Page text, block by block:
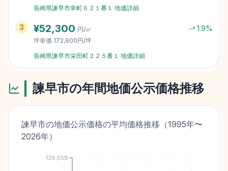
長崎県諫早市幸町６２１番１ 地価詳細
3 ¥52,300 円/㎡ 1.9%
坪単価 172,900円/坪
長崎県諫早市栄田町２２５番１ 地価詳細
諫早市の年間地価公示価格推移
諫早市の地価公示価格の平均価格推移（1995年〜
2026年）
126,558